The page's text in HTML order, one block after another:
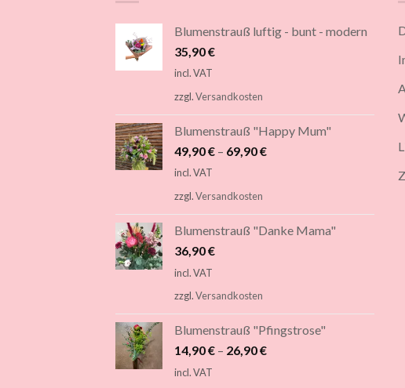
Blumenstrauß luftig - bunt - modern
35,90€
incl. VAT
zzgl.Versandkosten
Blumenstrauß "Happy Mum"
49,90€ – 69,90€
incl. VAT
zzgl.Versandkosten
Blumenstrauß "Danke Mama"
36,90€
incl. VAT
zzgl.Versandkosten
Blumenstrauß "Pfingstrose"
14,90€ – 26,90€
incl. VAT